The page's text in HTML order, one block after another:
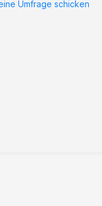
Umfrage schicken